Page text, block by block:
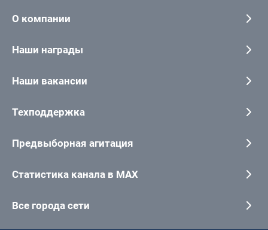
О компании
Наши награды
Наши вакансии
Техподдержка
Предвыборная агитация
Статистика канала в MAX
Все города сети